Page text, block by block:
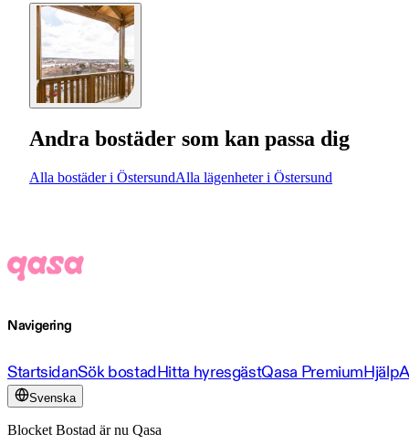
Andra bostäder som kan passa dig
Alla bostäder i ÖstersundAlla lägenheter i Östersund
Navigering
StartsidanSök bostadHitta hyresgästQasa PremiumHjälp
Svenska
Blocket Bostad är nu Qasa